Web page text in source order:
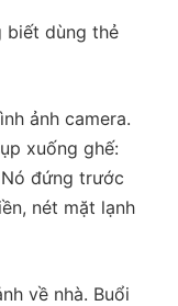
biết dùng thẻ
ảnh camera.
xuống ghế:
đứng trước
nét mặt lạnh
về nhà. Buổi